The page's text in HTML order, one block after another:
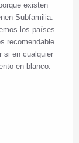
existen
Subfamilia.
los países
recomendable
si en cualquier
en blanco.